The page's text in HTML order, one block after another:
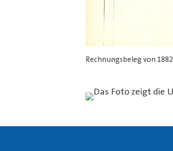
Rechnungsbeleg von 1882